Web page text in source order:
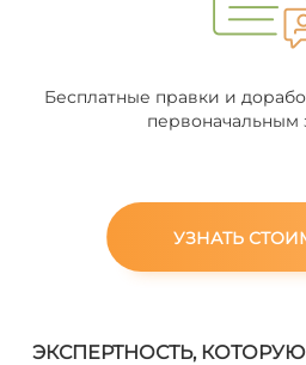
Бесплатные правки и
первоначальным
УЗНАТЬ
ЭКСПЕРТНОСТЬ,